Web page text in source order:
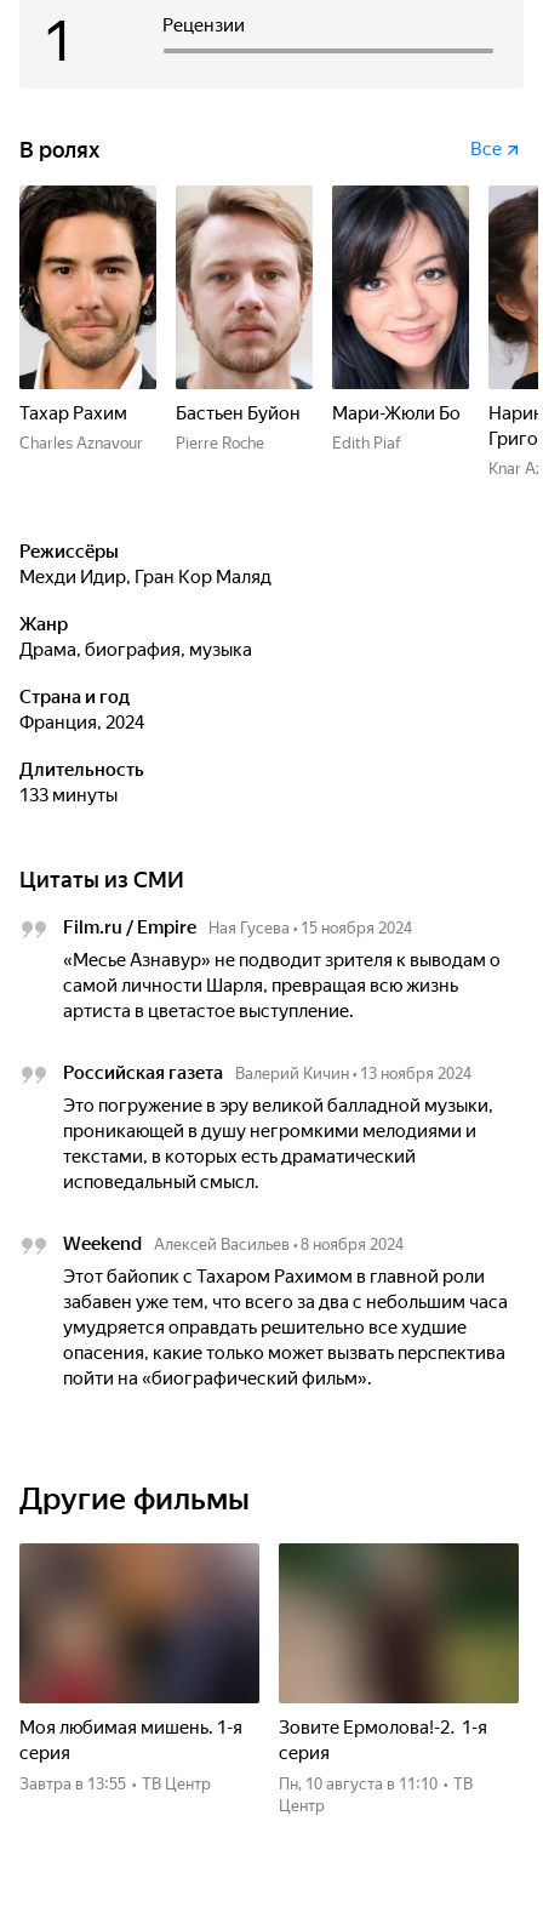
Рецензии
1
В ролях Все
Тахар Рахим
Charles Aznavour
Бастьен Буйон
Pierre Roche
Мари-Жюли Бо
Edith Piaf
Knar
Режиссёры
Мехди Идир, Гран Кор Маляд
Жанр
драма, биография, музыка
Страна и год
Франция, 2024
Длительность
133 минуты
Цитаты из СМИ
Film.ru / Empire Ная Гусева • 15 ноября 2024
«Месье Азнавур» не подводит зрителя к выводам о
самой личности Шарля, превращая всю жизнь
артиста в цветастое выступление.
Российская газета Валерий Кичин • 13 ноября 2024
Это погружение в эру великой балладной музыки,
проникающей в душу негромкими мелодиями и
текстами, в которых есть драматический
исповедальный смысл.
Weekend Алексей Васильев • 8 ноября 2024
Этот байопик с Тахаром Рахимом в главной роли
забавен уже тем, что всего за два с небольшим часа
умудряется оправдать решительно все худшие
опасения, какие только может вызвать перспектива
пойти на «биографический фильм».
Другие фильмы
Моя любимая мишень. 1-я
серия
Завтра в 13:55 • ТВ Центр
Зовите Ермолова!-2. 1-я
серия
пн, 10 августа в 11:10 • ТВ
Центр